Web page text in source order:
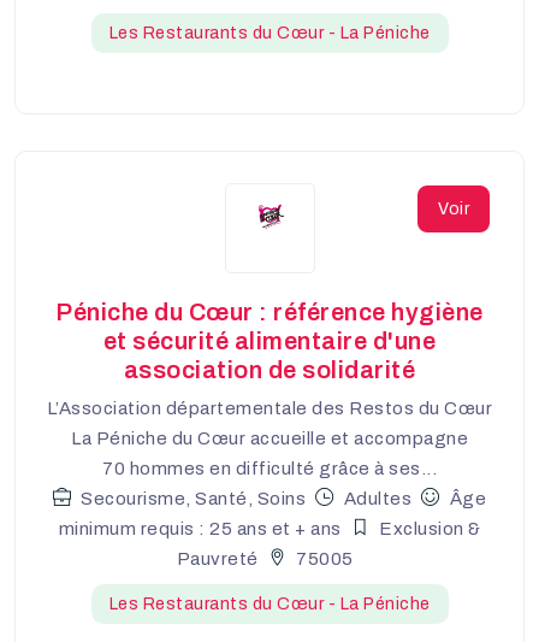
Les Restaurants du Cœur - La Péniche
Voir
Péniche du Cœur : référence hygiène
et sécurité alimentaire d'une
association de solidarité
L’Association départementale des Restos du Cœur
La Péniche du Cœur accueille et accompagne
70 hommes en difficulté grâce à ses...
Secourisme, Santé, Soins
Adultes
Âge
minimum requis : 25 ans et + ans
Exclusion &
Pauvreté
75005
Les Restaurants du Cœur - La Péniche